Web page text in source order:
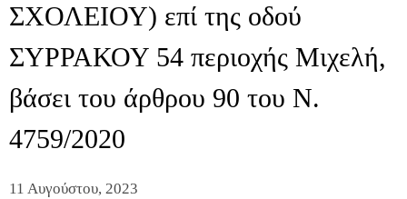
ΣΧΟΛΕΙΟΥ) επί της οδού
ΣΥΡΡΑΚΟΥ 54 περιοχής Μιχελή,
βάσει του άρθρου 90 του Ν.
4759/2020
11 Αυγούστου, 2023